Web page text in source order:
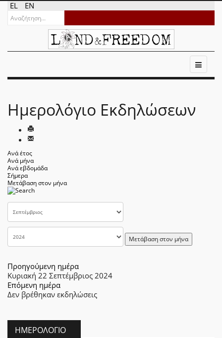
EL EN
Ημερολόγιο Εκδηλώσεων
Ανά έτος
Ανά μήνα
Ανά εβδομάδα
Σήμερα
Μετάβαση στον μήνα
Μετάβαση στον μήνα
Προηγούμενη ημέρα
Κυριακή 22 Σεπτέμβριος 2024
Επόμενη ημέρα
Δεν βρέθηκαν εκδηλώσεις
ΗΜΕΡΟΛΌΓΙΟ